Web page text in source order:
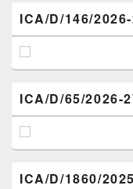
ICA/D/146/
ICA/D/65/2026-
ICA/D/1860/